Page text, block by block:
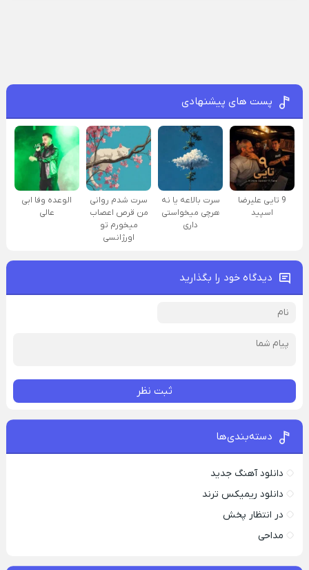
پست های پیشنهادی
9 تایی علیرضا
اسپید
سرت بالاعه یا نه
هرچی میخواستی
داری
سرت شدم روانی
من قرص اعصاب
میخورم تو
اورژانسی
الوعده وفا ابی
عالی
دیدگاه خود را بگذارید
ثبت نظر
دسته‌بندی‌ها
دانلود آهنگ جدید
دانلود ریمیکس ترند
در انتظار پخش
مداحی